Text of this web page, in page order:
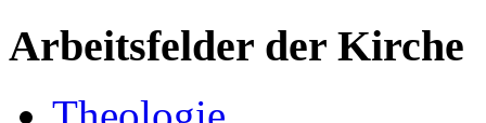
Arbeitsfelder der Kirche